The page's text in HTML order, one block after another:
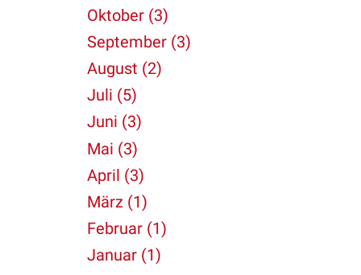
Oktober (3)
September (3)
August (2)
Juli (5)
Juni (3)
Mai (3)
April (3)
März (1)
Februar (1)
Januar (1)